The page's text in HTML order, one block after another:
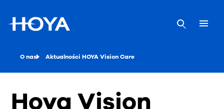
O nas Aktualności HOYA Vision Care
Hoya Vision